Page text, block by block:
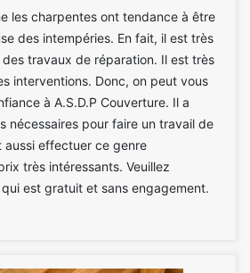
les charpentes ont tendance à être
des intempéries. En fait, il est très
travaux de réparation. Il est très
interventions. Donc, on peut vous
à A.S.D.P Couverture. Il a
nécessaires pour faire un travail de
aussi effectuer ce genre
très intéressants. Veuillez
est gratuit et sans engagement.